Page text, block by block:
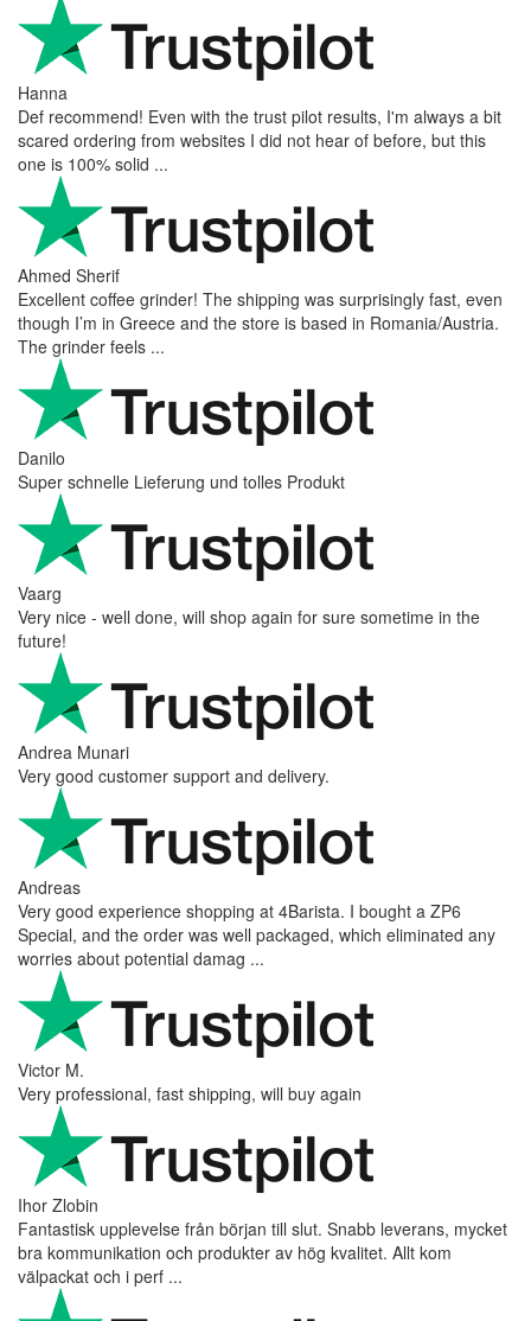
Hanna
Def recommend! Even with the trust pilot results, I'm always a bit
scared ordering from websites I did not hear of before, but this
one is 100% solid ...
Ahmed Sherif
Excellent coffee grinder! The shipping was surprisingly fast, even
though I’m in Greece and the store is based in Romania/Austria.
The grinder feels ...
Danilo
Super schnelle Lieferung und tolles Produkt
Vaarg
Very nice - well done, will shop again for sure sometime in the
future!
Andrea Munari
Very good customer support and delivery.
Andreas
Very good experience shopping at 4Barista. I bought a ZP6
Special, and the order was well packaged, which eliminated any
worries about potential damag ...
Victor M.
Very professional, fast shipping, will buy again
Ihor Zlobin
Fantastisk upplevelse från början till slut. Snabb leverans, mycket
bra kommunikation och produkter av hög kvalitet. Allt kom
välpackat och i perf ...